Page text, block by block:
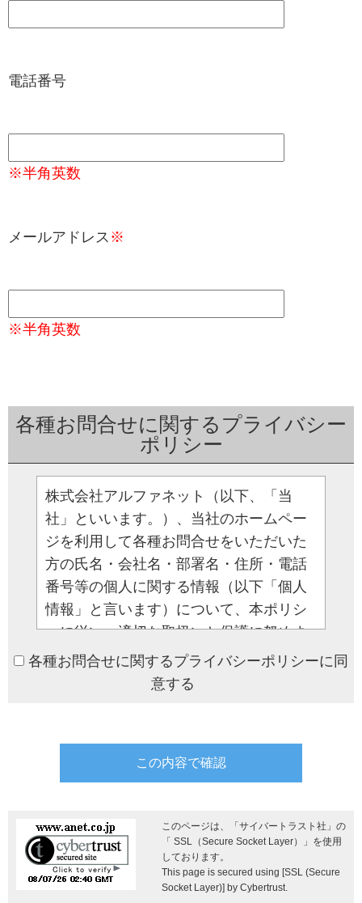
電話番号
※半角英数
メールアドレス ※
※半角英数
各種お問合せに関するプライバシー
ポリシー
株式会社アルファネット（以下、「当
社」といいます。）、当社のホームペー
ジを利用して各種お問合せをいただいた
方の氏名・会社名・部署名・住所・電話
番号等の個人に関する情報（以下「個人
情報」と言います）について、本ポリシ
ーに従い、適切な取扱いと保護に努めま
す。
1.個人情報の利用目的
ご提供された個人情報は、次に示す
目的のために利用し、その他の目的
b）当社の取扱商品・サービスに関す
るご案内
2.個人情報の適正管理
各種お問合せに関するプライバシーポリシーに同
意する
このページは、「サイバートラスト社」の
「 SSL（Secure Socket Layer）」を使用
しております。
This page is secured using [SSL (Secure
Socket Layer)] by Cybertrust.